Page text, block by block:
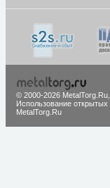
© 2000-2026 MetalTorg.Ru,
Использование
MetalTorg.Ru